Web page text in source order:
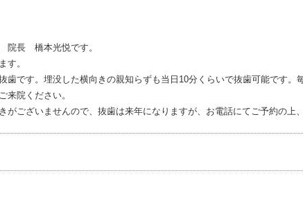
院長 橋本光悦です。
す。
歯です。埋没した横向きの親知らずも当日10分くらいで抜歯可能です。
来院ください。
ございませんので、抜歯は来年になりますが、お電話にてご予約の上